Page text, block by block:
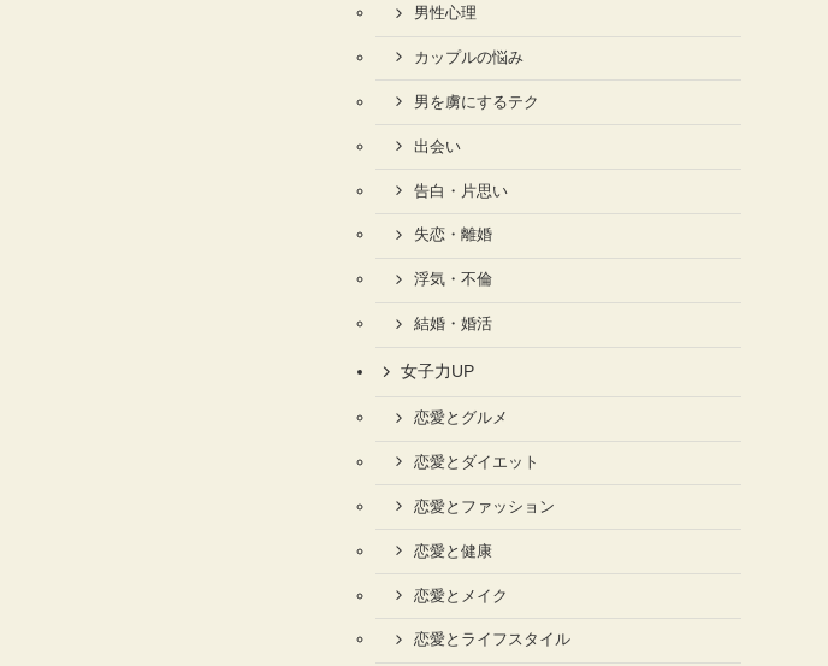
男性心理
カップルの悩み
男を虜にするテク
出会い
告白・片思い
失恋・離婚
浮気・不倫
結婚・婚活
女子力UP
恋愛とグルメ
恋愛とダイエット
恋愛とファッション
恋愛と健康
恋愛とメイク
恋愛とライフスタイル